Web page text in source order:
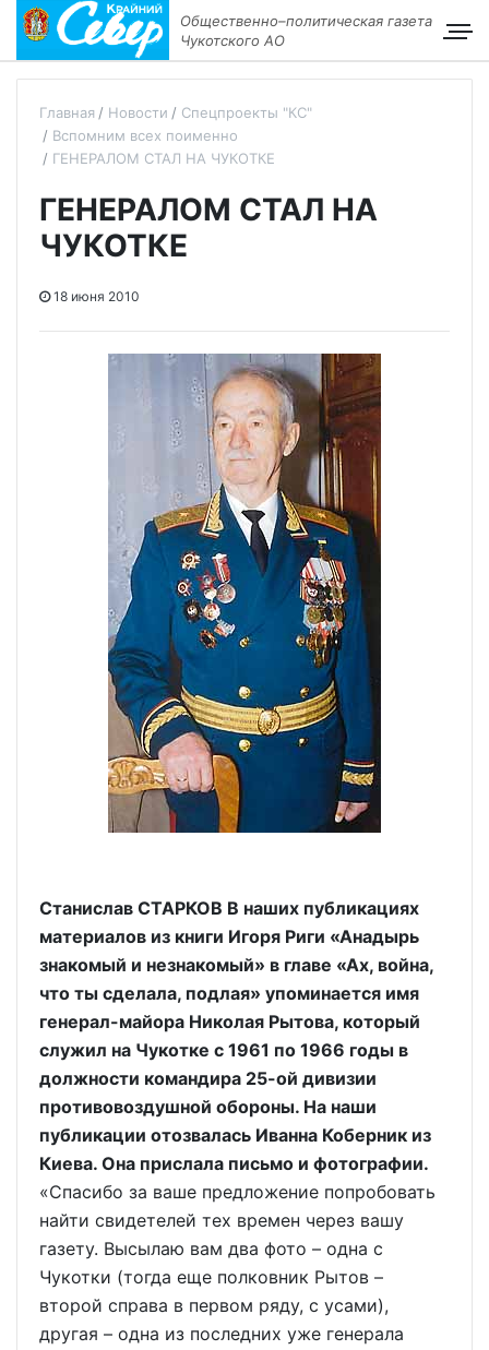
Общественно–политическая газета
Чукотского АО
Главная Новости
Спецпроекты "КС"
Вспомним всех поименно
ГЕНЕРАЛОМ СТАЛ НА ЧУКОТКЕ
ГЕНЕРАЛОМ СТАЛ НА
ЧУКОТКЕ
18 июня 2010
Станислав СТАРКОВ В наших публикациях
материалов из книги Игоря Риги «Анадырь
знакомый и незнакомый» в главе «Ах, война,
что ты сделала, подлая» упоминается имя
генерал-майора Николая Рытова, который
служил на Чукотке с 1961 по 1966 годы в
должности командира 25-ой дивизии
противовоздушной обороны. На наши
публикации отозвалась Иванна Коберник из
Киева. Она прислала письмо и фотографии.
«Спасибо за ваше предложение попробовать
найти свидетелей тех времен через вашу
газету. Высылаю вам два фото – одна с
Чукотки (тогда еще полковник Рытов –
второй справа в первом ряду, с усами),
другая – одна из последних уже генерала